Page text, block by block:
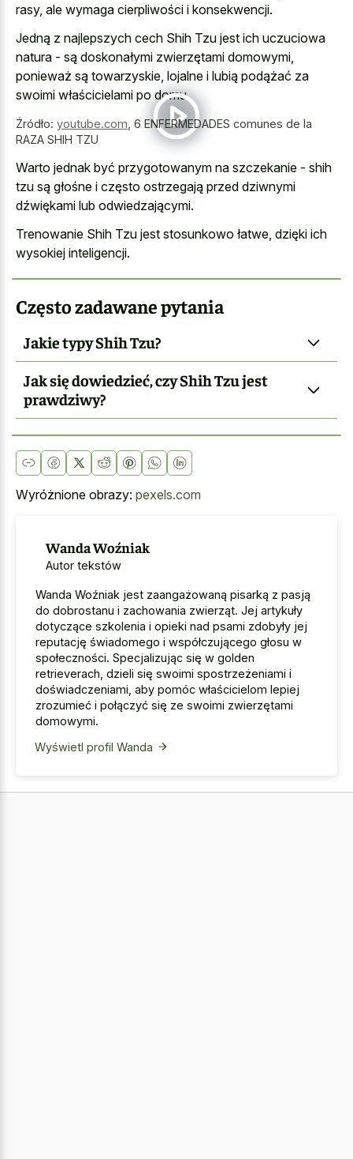
rasy, ale wymaga cierpliwości i konsekwencji.
Jedną z najlepszych cech Shih Tzu jest ich uczuciowa
natura - są doskonałymi zwierzętami domowymi,
ponieważ są towarzyskie, lojalne i lubią podążać za
swoimi właścicielami po domu.
Źródło: youtube.com 6 ENFERMEDADES comunes de la
RAZA SHIH TZU
Warto jednak być przygotowanym na szczekanie - shih
tzu są głośne i często ostrzegają przed dziwnymi
dźwiękami lub odwiedzającymi.
Trenowanie Shih Tzu jest stosunkowo łatwe, dzięki ich
wysokiej inteligencji.
Często zadawane pytania
Jakie typy Shih Tzu?
Jak się dowiedzieć, czy Shih Tzu jest
prawdziwy?
Wyróżnione obrazy: pexels.com
Wanda Woźniak
Autor tekstów
Wanda Woźniak jest zaangażowaną pisarką z pasją
do dobrostanu i zachowania zwierząt. Jej artykuły
dotyczące szkolenia i opieki nad psami zdobyły jej
reputację świadomego i współczującego głosu w
społeczności. Specjalizując się w golden
retrieverach, dzieli się swoimi spostrzeżeniami i
doświadczeniami, aby pomóc właścicielom lepiej
zrozumieć i połączyć się ze swoimi zwierzętami
domowymi.
Wyświetl profil Wanda